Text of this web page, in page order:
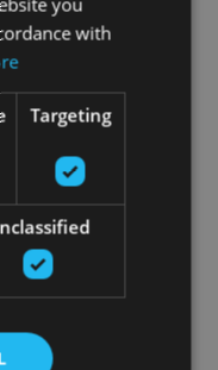
with
Targeting